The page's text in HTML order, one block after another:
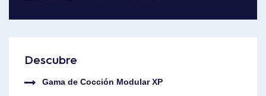
Descubre
Gama de Cocción Modular XP